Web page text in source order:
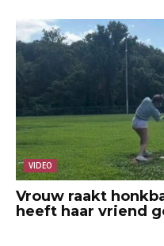
VIDEO
Vrouw raakt
heeft haar vriend